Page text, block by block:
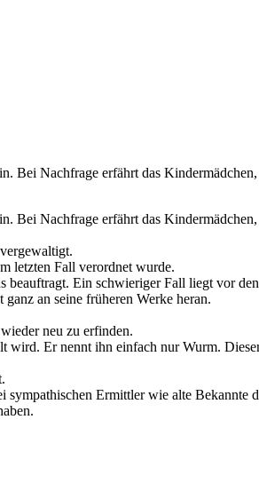
Nachfrage erfährt das
Nachfrage erfährt das
letzten Fall verordnet wurde.
Ein schwieriger Fall liegt vor
an seine früheren Werke heran.
neu zu erfinden.
Er nennt ihn einfach nur Wurm.
Ermittler wie alte Bekannte